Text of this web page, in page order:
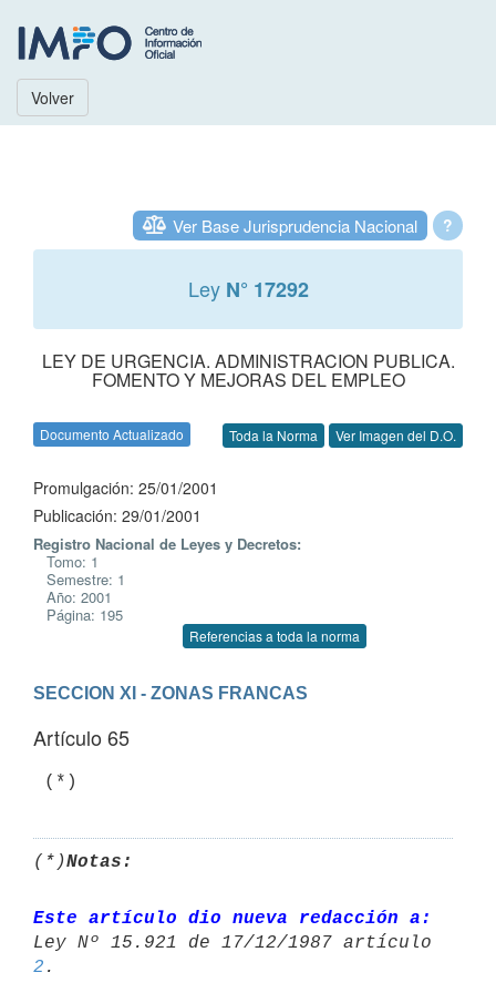
Volver
?
Ver Base Jurisprudencia Nacional
Ley N° 17292
LEY DE URGENCIA. ADMINISTRACION PUBLICA.
FOMENTO Y MEJORAS DEL EMPLEO
Documento Actualizado Toda la Norma Ver Imagen del D.O.
Promulgación: 25/01/2001
Publicación: 29/01/2001
Registro Nacional de Leyes y Decretos:
Tomo: 1
Semestre: 1
Año: 2001
Página: 195
Referencias a toda la norma
SECCION XI - ZONAS FRANCAS
Artículo 65
(*)Notas:
Este artículo dio nueva redacción a:
2